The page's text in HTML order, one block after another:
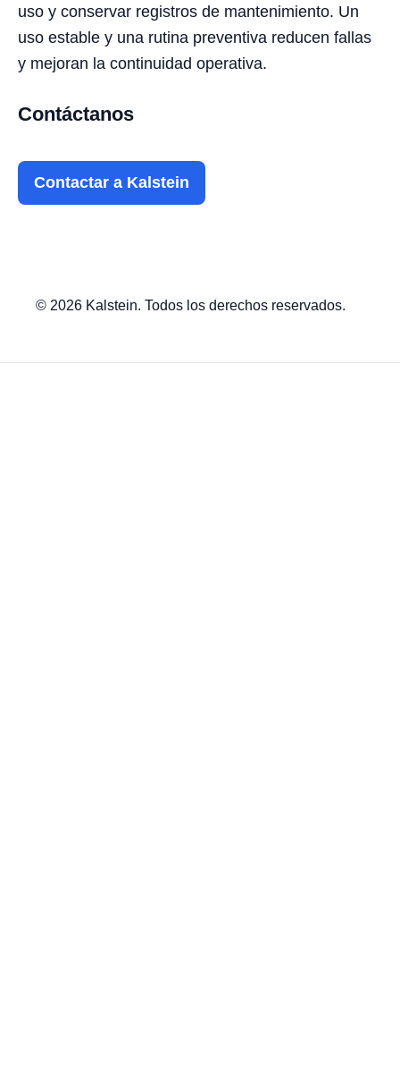
uso y conservar registros de mantenimiento. Un
uso estable y una rutina preventiva reducen fallas
y mejoran la continuidad operativa.
Contáctanos
Contactar a Kalstein
© 2026 Kalstein. Todos los derechos reservados.